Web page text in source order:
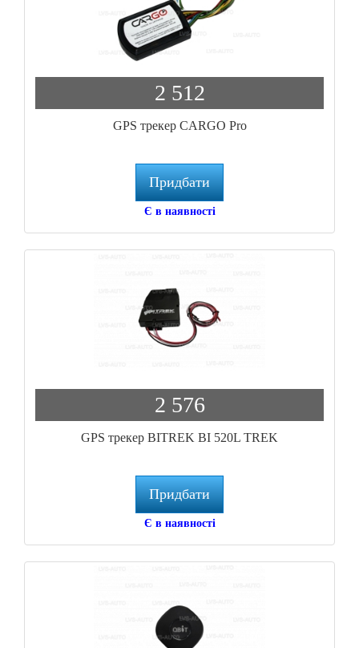
2 512
GPS трекер CARGO Pro
Придбати
Є в наявності
2 576
GPS трекер BITREK BI 520L TREK
Придбати
Є в наявності